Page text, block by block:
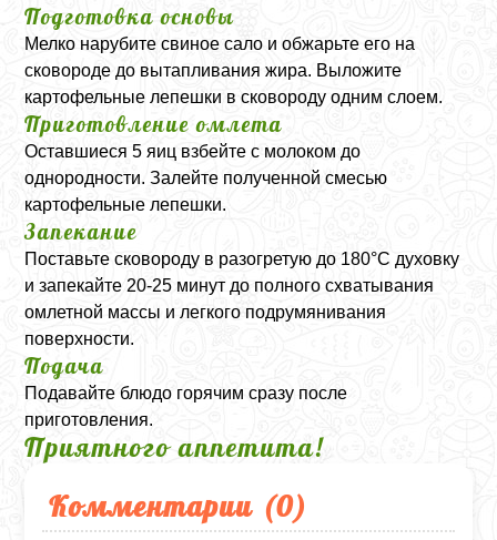
Подготовка основы
Мелко нарубите свиное сало и обжарьте его на
сковороде до вытапливания жира. Выложите
картофельные лепешки в сковороду одним слоем.
Приготовление омлета
Оставшиеся 5 яиц взбейте с молоком до
однородности. Залейте полученной смесью
картофельные лепешки.
Запекание
Поставьте сковороду в разогретую до 180°C духовку
и запекайте 20-25 минут до полного схватывания
омлетной массы и легкого подрумянивания
поверхности.
Подача
Подавайте блюдо горячим сразу после
приготовления.
Приятного аппетита!
Комментарии (0)